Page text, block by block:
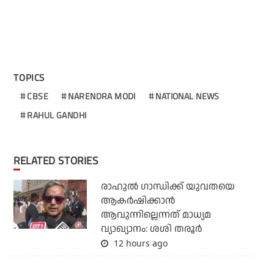
TOPICS
CBSE NARENDRA MODI
NATIONAL NEWS
RAHUL GANDHI
RELATED STORIES
രാഹുല്‍ ഗാന്ധിക്ക് യുവതയെ
ആകര്‍ഷിക്കാന്‍
ആവുന്നില്ലെന്നത് മാധ്യമ
വ്യാഖ്യാനം: ശശി തരൂര്‍
12 hours ago